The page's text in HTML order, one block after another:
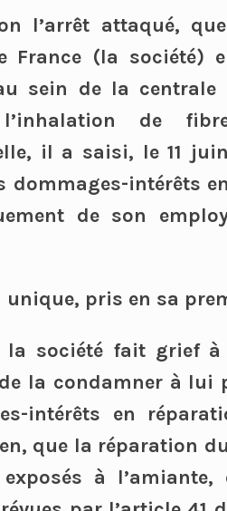
l’arrêt attaqué,
France (la société)
sein de la centrale
de
il a saisi, le 11
dommages-intérêts
de son
unique, pris en sa
la société fait grief à
la condamner à lui
intérêts en
que la réparation
à